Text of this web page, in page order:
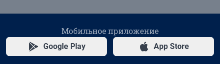
Мобильное приложение
Google Play App Store